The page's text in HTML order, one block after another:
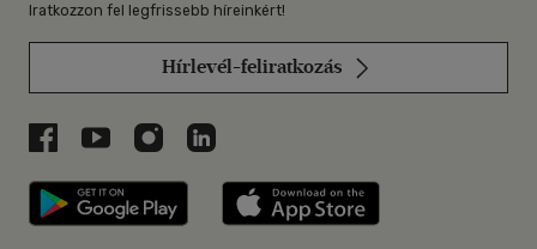
Iratkozzon fel legfrissebb híreinkért!
Hírlevél-feliratkozás
Libri a Facebookon
Libri a Youtube-on
Libri az Instagramon
Libri a LinkedInen
Libri applikáció Szerezd meg: Google